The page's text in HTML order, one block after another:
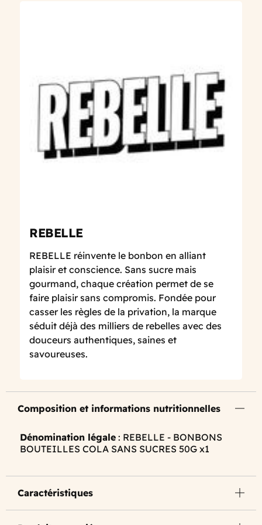
REBELLE
REBELLE réinvente le bonbon en alliant
plaisir et conscience. Sans sucre mais
gourmand, chaque création permet de se
faire plaisir sans compromis. Fondée pour
casser les règles de la privation, la marque
séduit déjà des milliers de rebelles avec des
douceurs authentiques, saines et
savoureuses.
Composition et informations nutritionnelles
Dénomination légale : REBELLE - BONBONS
BOUTEILLES COLA SANS SUCRES 50G x1
Caractéristiques